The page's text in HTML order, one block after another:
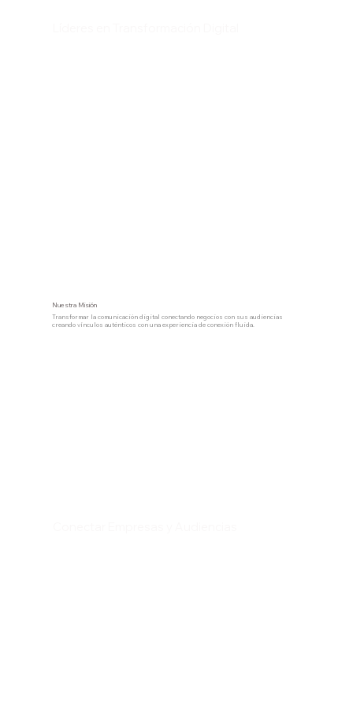
Nuestra Misión
Transformar la comunicación digital conectando negocios con sus audiencias
creando vínculos auténticos con una experiencia de conexión fluida.